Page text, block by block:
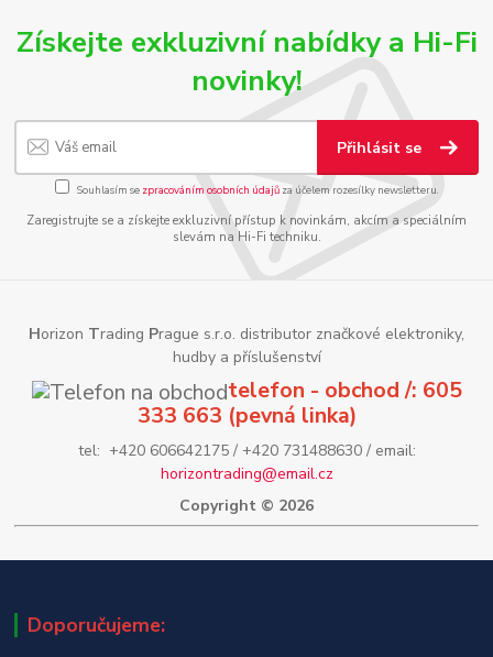
Získejte exkluzivní nabídky a Hi-Fi
novinky!
Přihlásit se
Souhlasím se zpracováním osobních údajůza účelem rozesílky newsletteru.
Zaregistrujte se a získejte exkluzivní přístup k novinkám, akcím a speciálním
slevám na Hi-Fi techniku.
Horizon Trading Prague s.r.o. distributor značkové elektroniky,
hudby a příslušenství
telefon - obchod /: 605
333 663 (pevná linka)
tel: +420 606642175 / +420 731488630 / email:
horizontrading@email.cz
Copyright © 2026
Doporučujeme: